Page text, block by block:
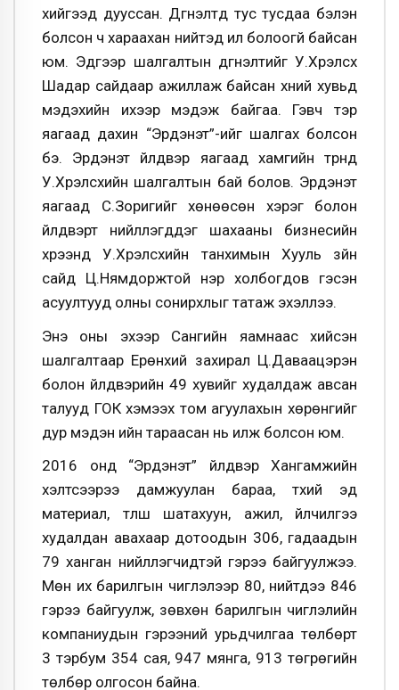
хийгээд дууссан. Дүгнэлтүүд тус тусдаа бэлэн
болсон ч хараахан нийтэд ил болоогүй байсан
юм. Эдгээр шалгалтын дүгнэлтийг У.Хүрэлсүх
Шадар сайдаар ажиллаж байсан хүний хувьд
мэдэхийн ихээр мэдэж байгаа. Гэвч тэр
яагаад дахин “Эрдэнэт”-ийг шалгах болсон
бэ. Эрдэнэт үйлдвэр яагаад хамгийн түрүүнд
У.Хүрэлсүхийн шалгалтын бай болов. Эрдэнэт
яагаад С.Зоригийг хөнөөсөн хэрэг болон
үйлдвэрт нийлүүлэгддэг шахааны бизнесийн
хүрээнд У.Хүрэлсүхийн танхимын Хууль зүйн
сайд Ц.Нямдоржтой нэр холбогдов гэсэн
асуултууд олны сонирхлыг татаж эхэллээ.
Энэ оны эхээр Сангийн яамнаас хийсэн
шалгалтаар Ерөнхий захирал Ц.Даваацэрэн
болон үйлдвэрийн 49 хувийг худалдаж авсан
талууд ГОК хэмээх том агуулахын хөрөнгийг
дур мэдэн ийн тараасан нь илж болсон юм.
2016 онд “Эрдэнэт” үйлдвэр Хангамжийн
хэлтсээрээ дамжуулан бараа, түүхий эд
материал, түлш шатахуун, ажил, үйлчилгээ
худалдан авахаар дотоодын 306, гадаадын
79 ханган нийлүүлэгчидтэй гэрээ байгуулжээ.
Мөн их барилгын чиглэлээр 80, нийтдээ 846
гэрээ байгуулж, зөвхөн барилгын чиглэлийн
компаниудын гэрээний урьдчилгаа төлбөрт
3 тэрбум 354 сая, 947 мянга, 913 төгрөгийн
төлбөр олгосон байна.